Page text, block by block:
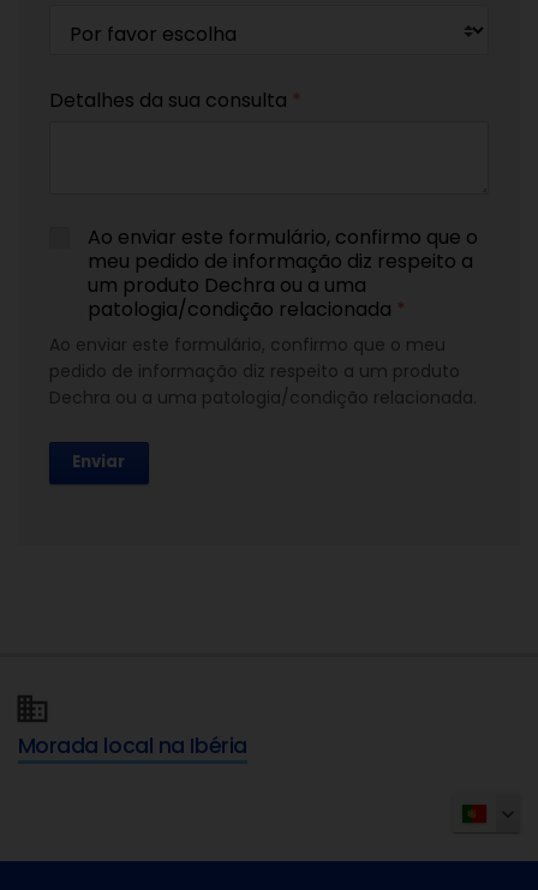
Detalhes da sua consulta *
Ao enviar este formulário, confirmo que o
meu pedido de informação diz respeito a
um produto Dechra ou a uma
patologia/condição relacionada *
Ao enviar este formulário, confirmo que o meu
pedido de informação diz respeito a um produto
Dechra ou a uma patologia/condição relacionada.
Enviar
Morada local na Ibéria